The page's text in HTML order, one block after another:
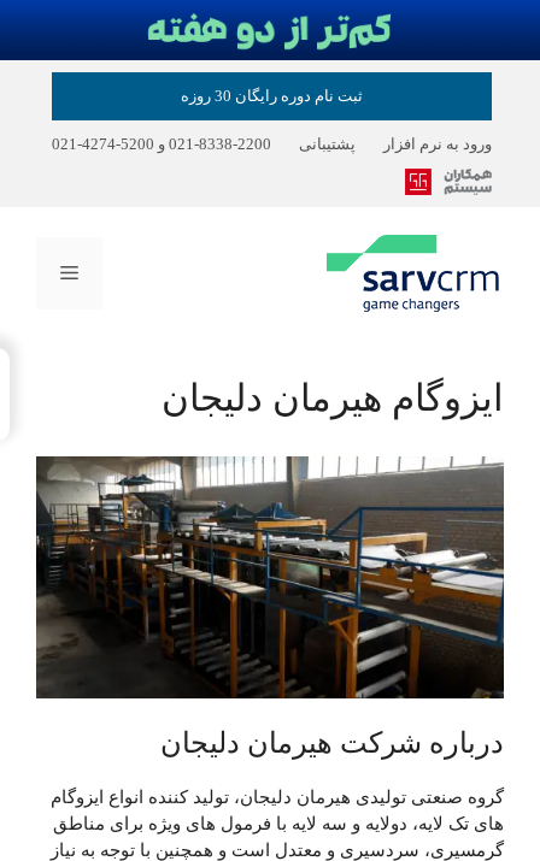
ثبت نام دوره رایگان 30 روزه
ورود به نرم افزار پشتیبانی 2200-8338-021 و5200-4274-021
فهرست
ایزوگام هیرمان دلیجان
درباره شرکت هیرمان دلیجان
گروه صنعتی تولیدی هیرمان دلیجان، تولید کننده انواع ایزوگام
های تک لایه، دولایه و سه لایه با فرمول های ویژه برای مناطق
گرمسیری، سردسیری و معتدل است و همچنین با توجه به نیاز